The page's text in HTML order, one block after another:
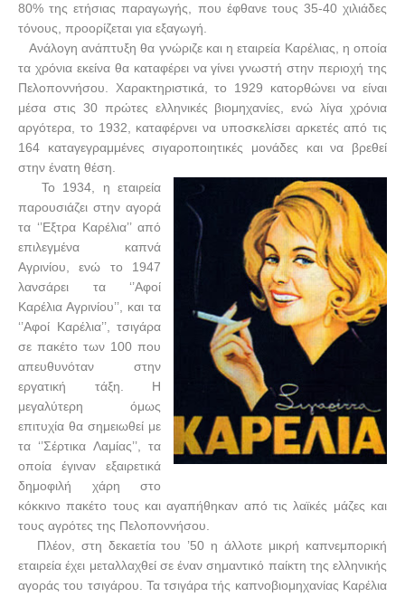
80% της ετήσιας παραγωγής, που έφθανε τους 35-40 χιλιάδες
τόνους, προορίζεται για εξαγωγή.
Ανάλογη ανάπτυξη θα γνώριζε και η εταιρεία Καρέλιας, η οποία
τα χρόνια εκείνα θα καταφέρει να γίνει γνωστή στην περιοχή της
Πελοποννήσου. Χαρακτηριστικά, το 1929 κατορθώνει να είναι
μέσα στις 30 πρώτες ελληνικές βιομηχανίες, ενώ λίγα χρόνια
αργότερα, το 1932, καταφέρνει να υποσκελίσει αρκετές από τις
164 καταγεγραμμένες σιγαροποιητικές μονάδες και να βρεθεί
στην ένατη θέση.
Το 1934, η εταιρεία
παρουσιάζει στην αγορά
τα ‘’Εξτρα Καρέλια’’ από
επιλεγμένα καπνά
Αγρινίου, ενώ το 1947
λανσάρει τα ‘’Αφοί
Καρέλια Αγρινίου’’, και τα
‘’Αφοί Καρέλια’’, τσιγάρα
σε πακέτο των 100 που
απευθυνόταν στην
εργατική τάξη. Η
μεγαλύτερη όμως
επιτυχία θα σημειωθεί με
τα ‘’Σέρτικα Λαμίας’’, τα
οποία έγιναν εξαιρετικά
δημοφιλή χάρη στο
κόκκινο πακέτο τους και αγαπήθηκαν από τις λαϊκές μάζες και
τους αγρότες της Πελοποννήσου.
Πλέον, στη δεκαετία του ’50 η άλλοτε μικρή καπνεμπορική
εταιρεία έχει μεταλλαχθεί σε έναν σημαντικό παίκτη της ελληνικής
αγοράς του τσιγάρου. Τα τσιγάρα τής καπνοβιομηχανίας Καρέλια